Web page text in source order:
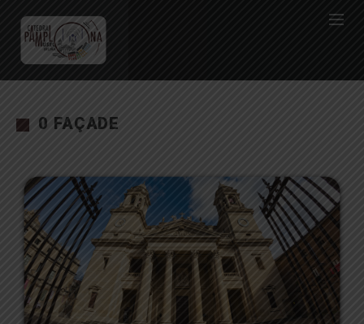
0 FAÇADE